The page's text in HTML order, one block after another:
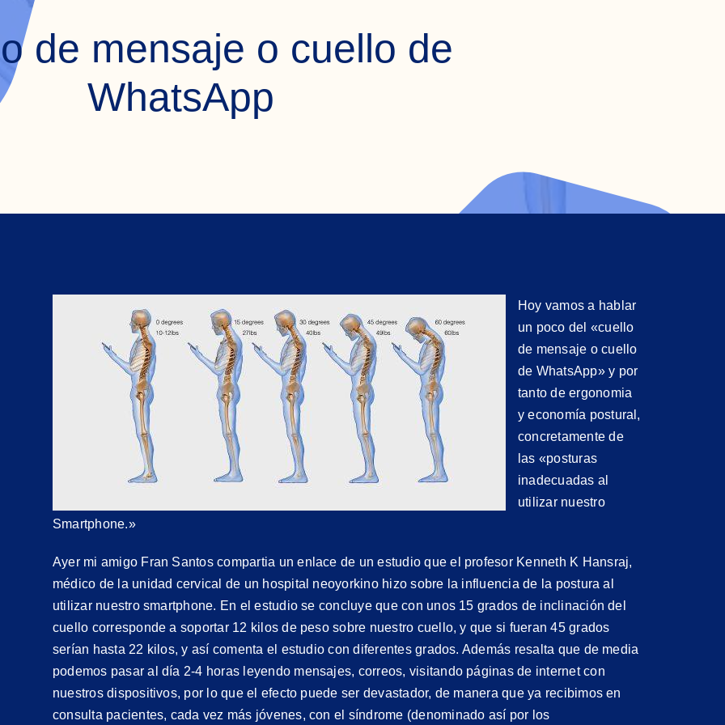
de mensaje o cuello de
WhatsApp
Hoy vamos a hablar
un poco del «cuello
de mensaje o cuello
de WhatsApp» y por
tanto de ergonomia
y economía postural,
concretamente de
las «posturas
inadecuadas al
utilizar nuestro
Smartphone.»
Ayer mi amigo Fran Santos compartia un enlace de un estudio que el profesor Kenneth K Hansraj,
médico de la unidad cervical de un hospital neoyorkino hizo sobre la influencia de la postura al
utilizar nuestro smartphone. En el estudio se concluye que con unos 15 grados de inclinación del
cuello corresponde a soportar 12 kilos de peso sobre nuestro cuello, y que si fueran 45 grados
serían hasta 22 kilos, y así comenta el estudio con diferentes grados. Además resalta que de media
podemos pasar al día 2-4 horas leyendo mensajes, correos, visitando páginas de internet con
nuestros dispositivos, por lo que el efecto puede ser devastador, de manera que ya recibimos en
consulta pacientes, cada vez más jóvenes, con el síndrome (denominado así por los